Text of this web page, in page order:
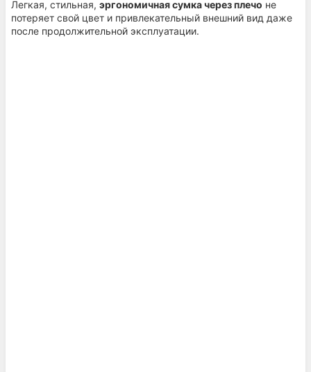
Легкая, стильная, эргономичная сумка через плечо не
потеряет свой цвет и привлекательный внешний вид даже
после продолжительной эксплуатации.